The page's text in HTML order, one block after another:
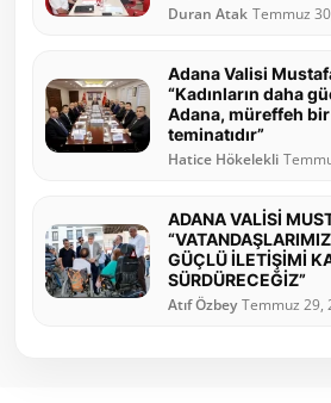
Duran Atak Temmuz
Adana Valisi
“Kadınların daha
Adana, müreffeh
teminatıdır”
Hatice Hökelekli
ADANA VALİSİ
GÜÇLÜ İLETİŞİMİ
SÜRDÜRECEĞİZ”
Atıf Özbey Temmuz 29,